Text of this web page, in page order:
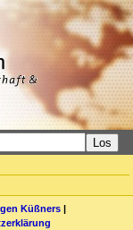
Los
Küßners |